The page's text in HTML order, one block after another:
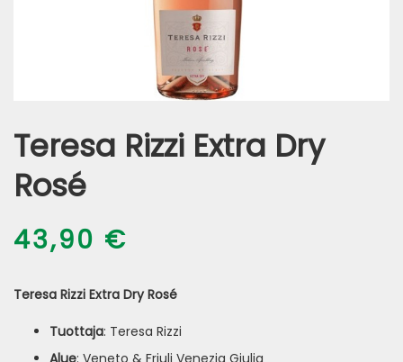
Teresa Rizzi Extra Dry
Rosé
43,90 €
Teresa Rizzi Extra Dry Rosé
Tuottaja: Teresa Rizzi
Alue: Veneto & Friuli Venezia Giulia